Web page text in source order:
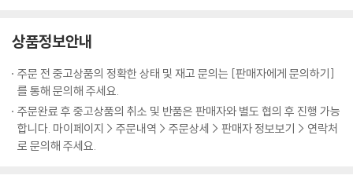
힘과 동시에 한국어 학습을 위한 문화적 배경지식을 넓힐 수 있도록 하였
다.
전통문화와 현대 문화를 아우르는 한국문화 전반을 다룬 포괄적인 문화 교
재!
상품정보안내
주문 전 중고상품의 정확한 상태 및 재고 문의는 [판매자에게 문의하기]
를 통해 문의해 주세요.
주문완료 후 중고상품의 취소 및 반품은 판매자와 별도 협의 후 진행 가능
합니다. 마이페이지 > 주문내역 > 주문상세 > 판매자 정보보기 > 연락처
로 문의해 주세요.